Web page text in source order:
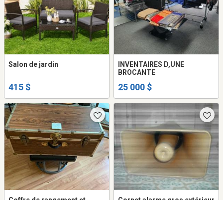
Salon de jardin
415 $
INVENTAIRES D,UNE
BROCANTE
25 000 $